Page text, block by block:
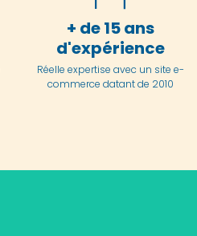
+ de 15 ans
d'expérience
Réelle expertise avec un site e-
commerce datant de 2010